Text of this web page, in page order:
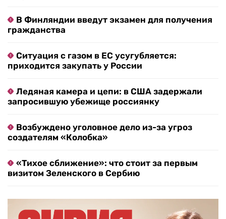
В Финляндии введут экзамен для получения
гражданства
Ситуация с газом в ЕС усугубляется:
приходится закупать у России
Ледяная камера и цепи: в США задержали
запросившую убежище россиянку
Возбуждено уголовное дело из-за угроз
создателям «Колобка»
«Тихое сближение»: что стоит за первым
визитом Зеленского в Сербию